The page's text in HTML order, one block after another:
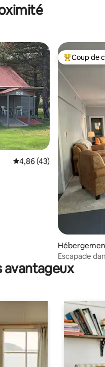
: 4,81 sur 5
Évaluation moyenne sur
4,86 (43)
Coups de
Coup de
Escapade
avantageux